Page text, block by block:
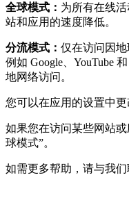
全球模式： 为所有在线
站和应用的速度降低。
分流模式： 仅在访问因地
例如 Google、YouTube
地网络访问。
您可以在应用的设置中更
如果您在访问某些网站
球模式”。
如需更多帮助，请与我们